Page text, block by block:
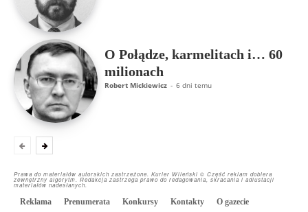
O Połądze, karmelitach i… 60
milionach
Robert Mickiewicz - 6 dni temu
Prawa do materiałów autorskich zastrzeżone. Kurier Wileński © Część reklam dobiera
zewnętrzny algorytm. Redakcja zastrzega prawo do redagowania, skracania i adiustacji
materiałów nadesłanych.
Reklama Prenumerata Konkursy Kontakty O gazecie